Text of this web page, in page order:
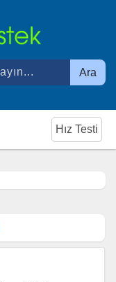
Ara
Hız Testi